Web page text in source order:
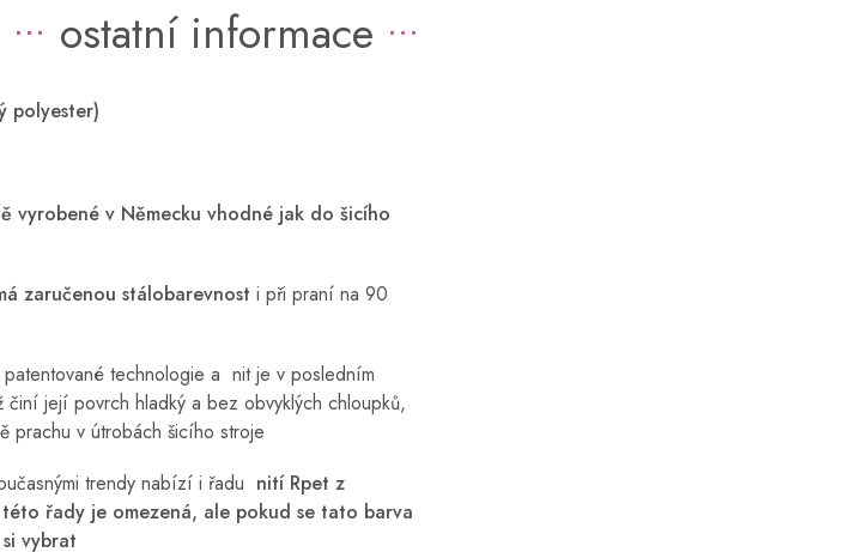
ostatní informace
polyester)
vyrobené v Německu vhodné jak do šicího
zaručenou stálobarevnost i při praní na 90
technologie a nit je v posledním
její povrch hladký a bez obvyklých chloupků,
prachu v útrobách šicího stroje
trendy nabízí i řadu nití Rpet z
řady je omezená, ale pokud se tato barva
vybrat